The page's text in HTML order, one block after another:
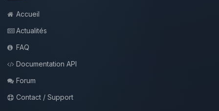
Accueil
Actualités
FAQ
Documentation API
Forum
Contact / Support